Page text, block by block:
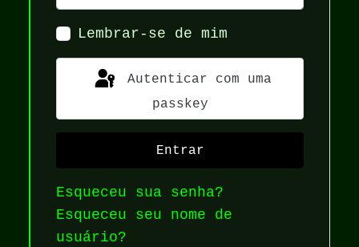
Lembrar-se de mim
passkey
Entrar
Esqueceu sua senha?
Esqueceu seu nome de
usuário?